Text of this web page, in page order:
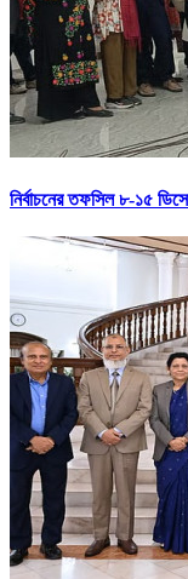
নির্বাচনের তফসিল ৮-১৫